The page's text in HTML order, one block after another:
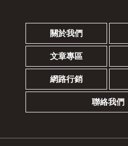
關於我們
文章專區
網路行銷
聯絡我們